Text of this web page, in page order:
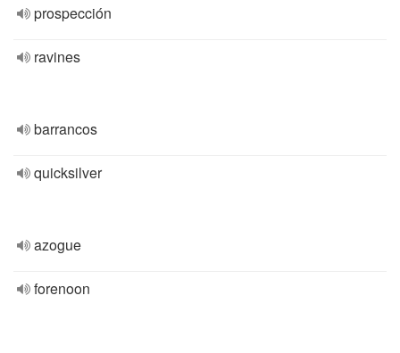
prospección
ravines
barrancos
quicksilver
azogue
forenoon